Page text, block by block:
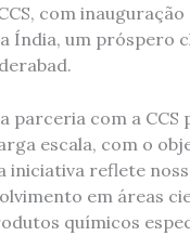
com
Índia, um próspero
parceria com a CCS
escala, com o
iniciativa reflete
em áreas
químicos